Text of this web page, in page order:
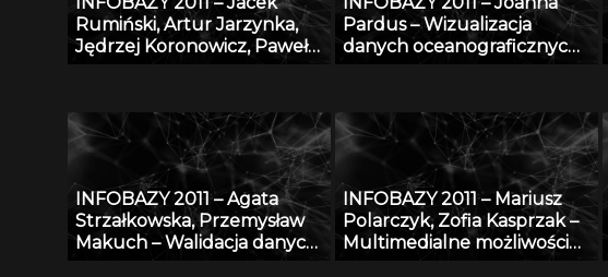
Rumiński, Artur Jarzynka,
Jędrzej Koronowicz, Paweł
Pardus – Wizualizacja
danych oceanograficznych
INFOBAZY 2011 – Agata
Strzałkowska, Przemysław
Makuch – Walidacja danych
INFOBAZY 2011 – Mariusz
Polarczyk, Zofia Kasprzak –
Multimedialne możliwości